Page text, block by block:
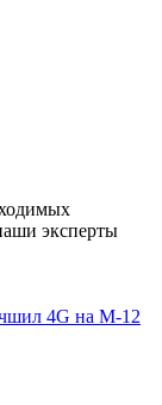
эксперты
4G на М-12